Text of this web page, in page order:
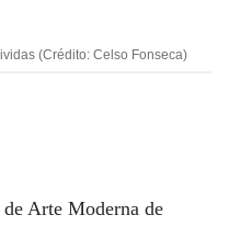
(Crédito: Celso Fonseca)
de Arte Moderna de